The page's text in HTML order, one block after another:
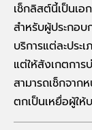
เช็กลิสต์นี้เป็นเอ
สำหรับผู้ประกอบ
บริการแต่ละประ
แต่ให้สังเกตการ
สามารถเช็กจาก
ตกเป็นเหยื่อผู้ให้